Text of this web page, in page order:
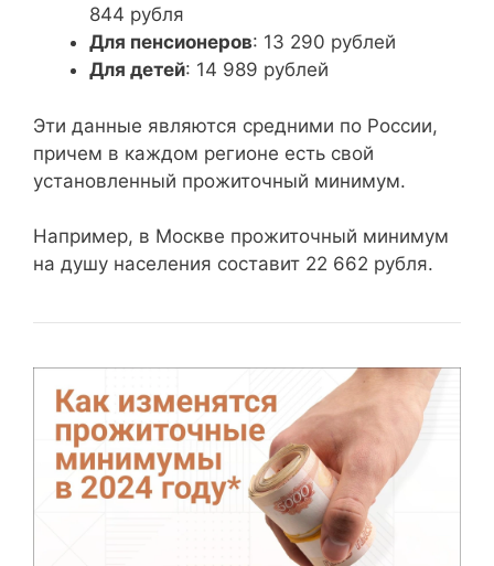
844 рубля
Для пенсионеров: 13 290 рублей
Для детей: 14 989 рублей
Эти данные являются средними по России,
причем в каждом регионе есть свой
установленный прожиточный минимум.
Например, в Москве прожиточный минимум
на душу населения составит 22 662 рубля.